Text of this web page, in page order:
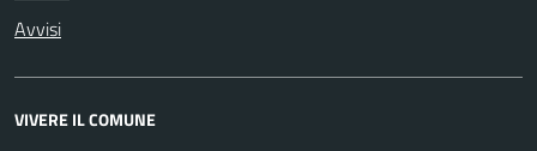
Avvisi
VIVERE IL COMUNE